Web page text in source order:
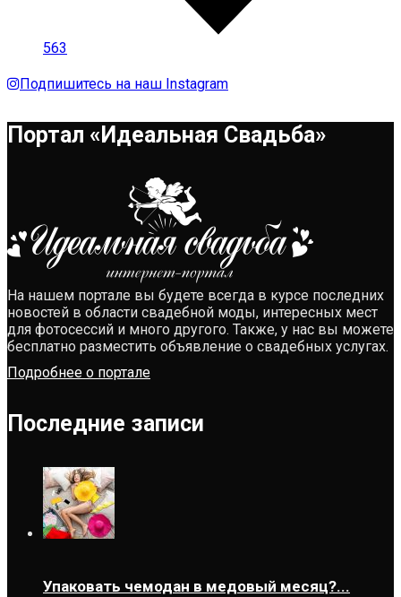
563
Подпишитесь на наш Instagram
Портал «Идеальная Свадьба»
На нашем портале вы будете всегда в курсе последних
новостей в области свадебной моды, интересных мест
для фотосессий и много другого. Также, у нас вы можете
бесплатно разместить объявление о свадебных услугах.
Подробнее о портале
Последние записи
Упаковать чемодан в медовый месяц?...